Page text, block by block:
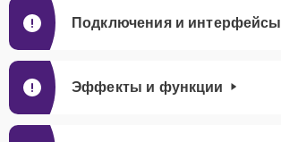
Подключения и интерфейсы
Эффекты и функции